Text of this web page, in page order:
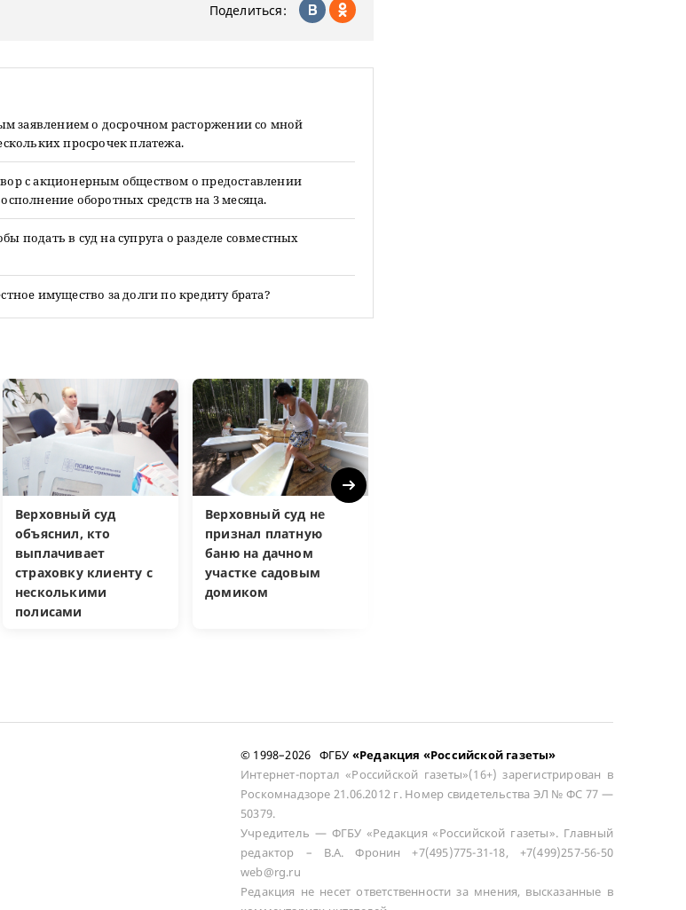
Поделиться:
заявлением о досрочном расторжении со мной
просрочек платежа.
с акционерным обществом о предоставлении
оборотных средств на 3 месяца.
подать в суд на супруга о разделе совместных
имущество за долги по кредиту брата?
Верховный суд
объяснил, кто
выплачивает
страховку клиенту с
несколькими
полисами
Верховный суд не
признал платную
баню на дачном
участке садовым
домиком
Next
© 1998–2026 ФГБУ «Редакция «Российской газеты»
Интернет-портал «Российской газеты»(16+) зарегистрирован в
Роскомнадзоре 21.06.2012 г. Номер свидетельства ЭЛ № ФС 77 —
50379.
Учредитель — ФГБУ «Редакция «Российской газеты». Главный
редактор – В.А. Фронин +7(495)775-31-18, +7(499)257-56-50
web@rg.ru
Редакция не несет ответственности за мнения, высказанные в